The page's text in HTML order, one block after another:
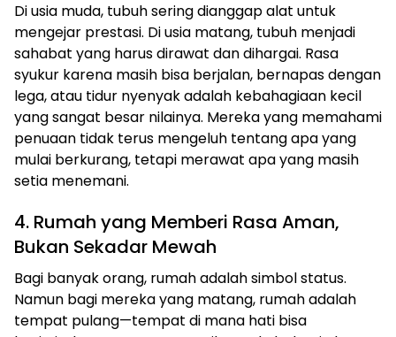
Di usia muda, tubuh sering dianggap alat untuk
mengejar prestasi. Di usia matang, tubuh menjadi
sahabat yang harus dirawat dan dihargai. Rasa
syukur karena masih bisa berjalan, bernapas dengan
lega, atau tidur nyenyak adalah kebahagiaan kecil
yang sangat besar nilainya. Mereka yang memahami
penuaan tidak terus mengeluh tentang apa yang
mulai berkurang, tetapi merawat apa yang masih
setia menemani.
4. Rumah yang Memberi Rasa Aman,
Bukan Sekadar Mewah
Bagi banyak orang, rumah adalah simbol status.
Namun bagi mereka yang matang, rumah adalah
tempat pulang—tempat di mana hati bisa